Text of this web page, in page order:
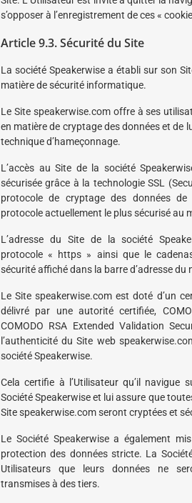
s’opposer à l’enregistrement de ces «
Article 9.3. Sécurité du Site
La société Speakerwise a établi sur son
matière de sécurité informatique.
Le Site speakerwise.com offre à ses
en matière de cryptage des données et de
technique d’hameçonnage.
L’accès au Site de la société
sécurisée grâce à la technologie SSL
protocole de cryptage des données
protocole actuellement le plus sécurisé au
L’adresse du Site de la société
protocole « https » ainsi que le
sécurité affiché dans la barre d’adresse du
Le Site speakerwise.com est doté d’un
délivré par une autorité certifiée,
COMODO RSA Extended Validation
l’authenticité du Site web
société Speakerwise.
Cela certifie à l’Utilisateur qu’il navigue
Société Speakerwise et lui assure que
Site speakerwise.com seront cryptées et
Le Société Speakerwise a également
protection des données stricte. La
Utilisateurs que leurs données ne
transmises à des tiers.